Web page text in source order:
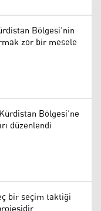
Bölgesi’nin
zor bir mesele
Bölgesi’ne
düzenlendi
bir seçim taktiği